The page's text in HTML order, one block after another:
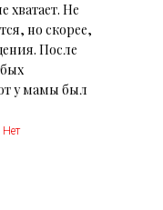
Не
но скорее,
После
у мамы был
Нет